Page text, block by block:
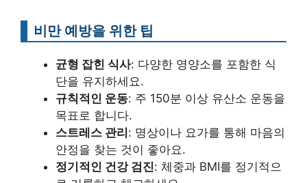
비만 예방을 위한 팁
균형 잡힌 식사: 다양한 영양소를 포함한 식
단을 유지하세요.
규칙적인 운동: 주 150분 이상 유산소 운동을
목표로 합니다.
스트레스 관리: 명상이나 요가를 통해 마음의
안정을 찾는 것이 좋아요.
정기적인 건강 검진: 체중과 BMI를 정기적으